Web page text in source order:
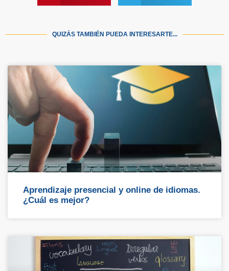
QUIZÁS TAMBIÉN PUEDA INTERESARTE...
Aprendizaje presencial y online de idiomas.
¿Cuál es mejor?